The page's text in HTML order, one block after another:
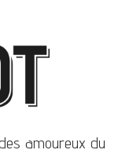
amoureux du